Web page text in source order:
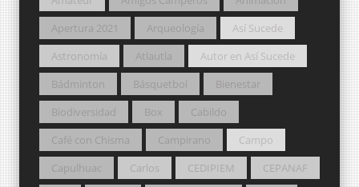
Apertura 2021
Arqueología
Así Sucede
Astronomía
Atlautla
Autor en Así Sucede
Bádminton
Básquetbol
Bienestar
Biodiversidad
Box
Cabildo
Café con Chisma
Campirano
Campo
Capulhuac
Carlos CEDIPIEM
CEPANAF